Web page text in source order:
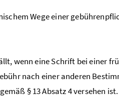
Wege einer
wenn eine Schrift bei einer
nach einer anderen
§ 13 Absatz 4 versehen ist.